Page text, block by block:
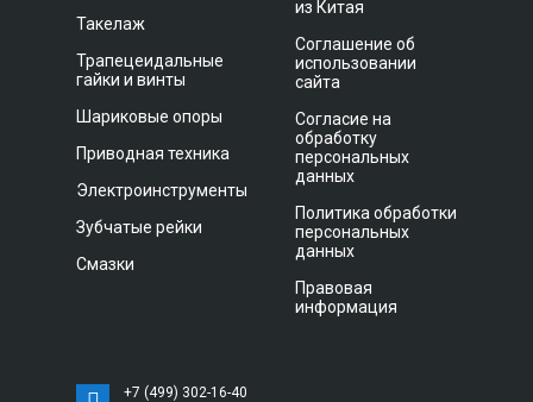
Такелаж
Трапецеидальные
гайки и винты
Шариковые опоры
Приводная техника
Электроинструменты
Зубчатые рейки
Смазки
из Китая
Соглашение об
использовании
сайта
Согласие на
обработку
персональных
данных
Политика обработки
персональных
данных
Правовая
информация
+7 (499) 302-16-40